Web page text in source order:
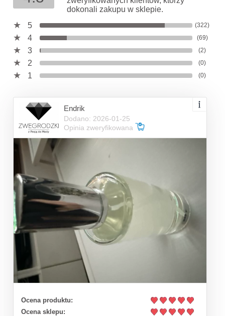
dokonali zakupu w sklepie.
5
(322)
4 (69)
3 (2)
2 (0)
1 (0)
Endrik
Dodano: 2026-01-25
Opinia zweryfikowana
Ocena produktu:
Ocena sklepu: